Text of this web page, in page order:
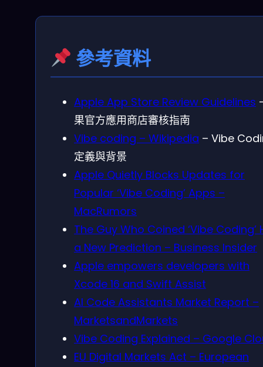
參考資料
Apple App Store Review Guidelines
果官方應用商店審核指南
Vibe coding – Wikipedia – Vibe
定義與背景
Apple Quietly Blocks Updates for
Popular ‘Vibe Coding’ Apps –
MacRumors
The Guy Who Coined ‘Vibe Coding’
a New Prediction – Business Insider
Apple empowers developers with
Xcode 16 and Swift Assist
AI Code Assistants Market Report –
MarketsandMarkets
Vibe Coding Explained – Google
EU Digital Markets Act – European